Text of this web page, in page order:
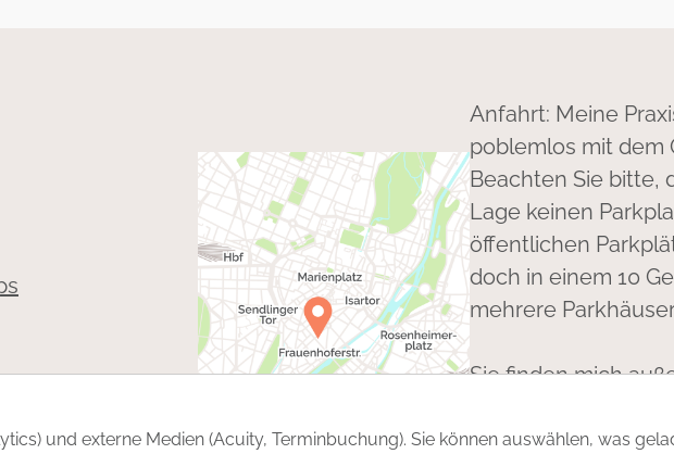
Anfahrt: Meine
poblemlos mit dem
Beachten Sie bitte,
Lage keinen
öffentlichen
doch in einem 10
mehrere
Sie finden mich
und externe Medien (Acuity, Terminbuchung). Sie können auswählen, was